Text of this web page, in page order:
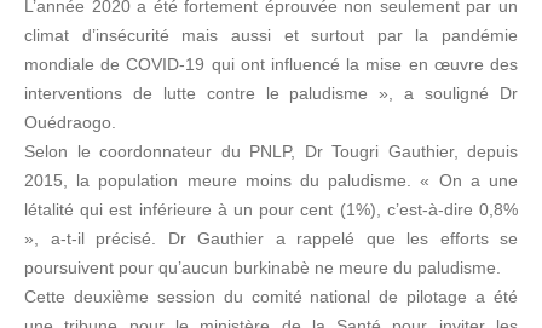
L’année 2020 a été fortement éprouvée non seulement par un
climat d’insécurité mais aussi et surtout par la pandémie
mondiale de COVID-19 qui ont influencé la mise en œuvre des
interventions de lutte contre le paludisme », a souligné Dr
Ouédraogo.
Selon le coordonnateur du PNLP, Dr Tougri Gauthier, depuis
2015, la population meure moins du paludisme. « On a une
létalité qui est inférieure à un pour cent (1%), c’est-à-dire 0,8%
», a-t-il précisé. Dr Gauthier a rappelé que les efforts se
poursuivent pour qu’aucun burkinabè ne meure du paludisme.
Cette deuxième session du comité national de pilotage a été